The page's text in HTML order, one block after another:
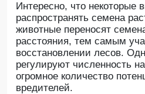
Интересно, что некоторые
распространять семена
животные переносят
расстояния, тем самым
восстановлении лесов.
регулируют численность
огромное количество
вредителей.